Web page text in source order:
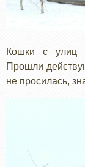
Кошки с улиц
Прошли
не просилась,